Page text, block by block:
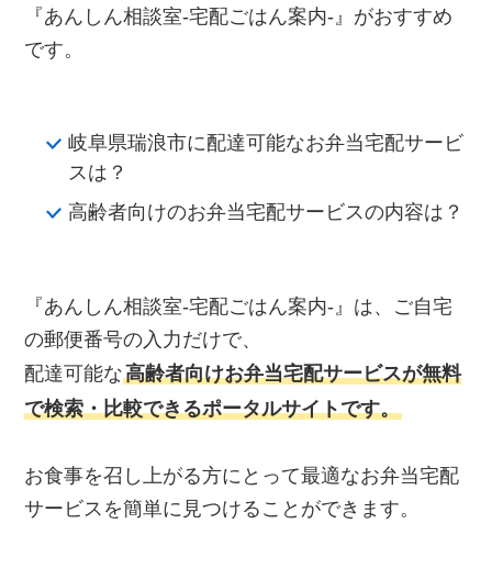
『あんしん相談室‐宅配ごはん案内‐』がおすすめ
です。
岐阜県瑞浪市に配達可能なお弁当宅配サービ
スは？
高齢者向けのお弁当宅配サービスの内容は？
『あんしん相談室‐宅配ごはん案内‐』は、ご自宅
の郵便番号の入力だけで、
配達可能な高齢者向けお弁当宅配サービスが無料
で検索・比較できるポータルサイトです。
お食事を召し上がる方にとって最適なお弁当宅配
サービスを簡単に見つけることができます。